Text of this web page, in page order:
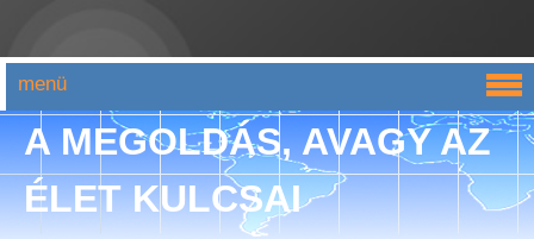
A MEGOLDÁS, AVAGY AZ
ÉLET KULCSAI
menü